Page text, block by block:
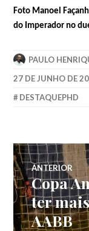
Foto Manoel
do Imperador no
PAULO
27 DE JUNHO DE
DESTAQUEPHD
ANTERIOR
Copa
ter
AABB